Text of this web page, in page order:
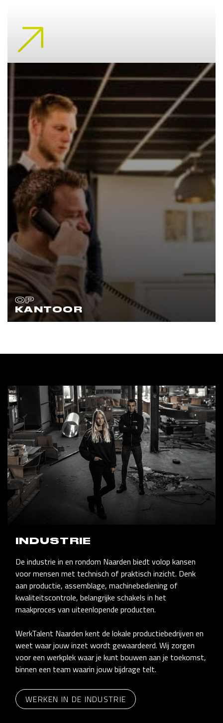
OP
KANTOOR
INDUSTRIE
De industrie in en rondom Naarden biedt volop kansen
voor mensen met technisch of praktisch inzicht. Denk
aan productie, assemblage, machinebediening of
kwaliteitscontrole, belangrijke schakels in het
maakproces van uiteenlopende producten.
WerkTalent Naarden kent de lokale productiebedrijven en
weet waar jouw inzet wordt gewaardeerd. Wij zorgen
voor een werkplek waar je kunt bouwen aan je toekomst,
binnen een team waarin jouw bijdrage telt.
WERKEN IN DE INDUSTRIE